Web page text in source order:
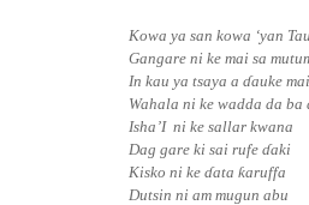
Kowa ya san kowa ‘yan
Gangare ni ke mai sa
In kau ya tsaya a ɗauke
Wahala ni ke wadda da ba
Isha’I ni ke sallar kwana
Dag gare ki sai rufe ɗaki
Kisko ni ke ɗata ƙaruffa
Dutsin ni am mugun abu